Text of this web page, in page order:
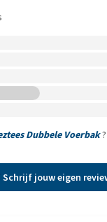
Dubbele Voerbak
Schrijf jouw eigen